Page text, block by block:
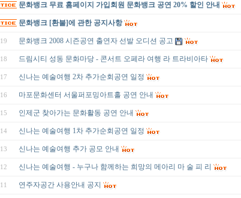
문화뱅크 무료 홈페이지 가입회원 문화뱅크 공연 20% 할인 안내
문화뱅크 [환불]에 관한 공지사항
19 문화뱅크 2008 시즌공연 출연자 선발 오디션 공고
18 드림시티 성동 문화마당 - 콘서트 오페라 여행 라 트라비아타
17 신나는 예술여행 2차 추가순회공연 일정
16 마포문화센터 서울퍼포밍아트홀 공연 안내
15 인제군 찾아가는 문화활동 공연 안내
14 신나는 예술여행 1차 추가순회공연 일정
13 신나는 예술여행 추가 공모 안내
12 신나는 예술여행 - 누구나 함께하는 희망의 메아리 마 술 피 리
11 연주자공간 사용안내 공지